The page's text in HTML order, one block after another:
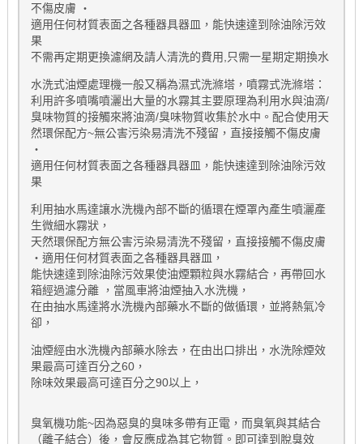
不傷皮膚 ‧
適用任何材質表面之各種器具器皿，能快速達到除油除污效
果
不需再定期更換濾網及請人清洗的費用,只需一星期定期換水
水洗式油煙處理機一般又稱為濕式洗滌塔，噴霧式洗滌塔：
利用許多噴嘴噴灑出大量的水霧其主要原理為利用水與油滴/
臭味物質的接觸來將油滴/臭味物質收集於水中。配合使用天
然環保配方~無公害污染易清洗不殘留，直接接觸不傷皮膚
‧
適用任何材質表面之各種器具器皿，能快速達到除油除污效
果
利用抽水馬達讓水洗機內部不斷的循環在煙罩內產生噴灑產
生微細水霧狀，
天然環保配方無公害污染易清洗不殘留，直接接觸不傷皮膚
‧適用任何材質表面之各種器具器皿，
能快速達到除油除污效果使油煙顆粒與水霧結合，再帶回水
箱經過濾分離 ，當風車將油煙抽入水洗機，
在由抽水馬達將水洗機內部藥水不斷的做循環，並將熱氣冷
卻，
油煙經由水洗機內部藥水除去，在由出口排出，水洗除煙效
果最高可達百分之60，
除味效果最高可達百分之90以上，
臭氧機功能~因為惡臭的臭味多帶有正電，而臭氧與其結合
（離子結合）後，會反應成為其它物質。即可達到脫臭效